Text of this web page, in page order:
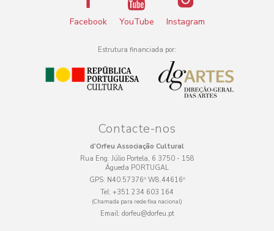
Facebook YouTube Instagram
Estrutura financiada por:
Contacte-nos
d’Orfeu Associação Cultural
Rua Eng. Júlio Portela, 6 3750 - 158
Águeda PORTUGAL
GPS: N40.57376º W8.44616º
Tel: +351 234 603 164
(Chamada para rede fixa nacional)
Email: dorfeu@dorfeu.pt